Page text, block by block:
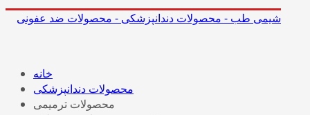
خانه
محصولات دندانپزشکی
محصولات ترمیمی